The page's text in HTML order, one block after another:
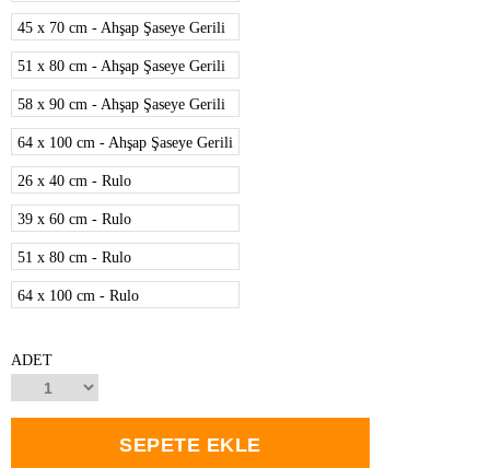
45 x 70 cm - Ahşap Şaseye Gerili
51 x 80 cm - Ahşap Şaseye Gerili
58 x 90 cm - Ahşap Şaseye Gerili
64 x 100 cm - Ahşap Şaseye Gerili
26 x 40 cm - Rulo
39 x 60 cm - Rulo
51 x 80 cm - Rulo
64 x 100 cm - Rulo
ADET